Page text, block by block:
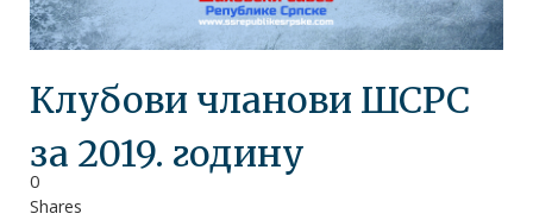
Клубови чланови ШСРС
за 2019. годину
0
Shares